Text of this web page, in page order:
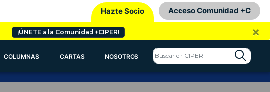
Hazte Socio Acceso Comunidad +C
¡ÚNETE a la Comunidad +CIPER! ×
COLUMNAS CARTAS NOSOTROS